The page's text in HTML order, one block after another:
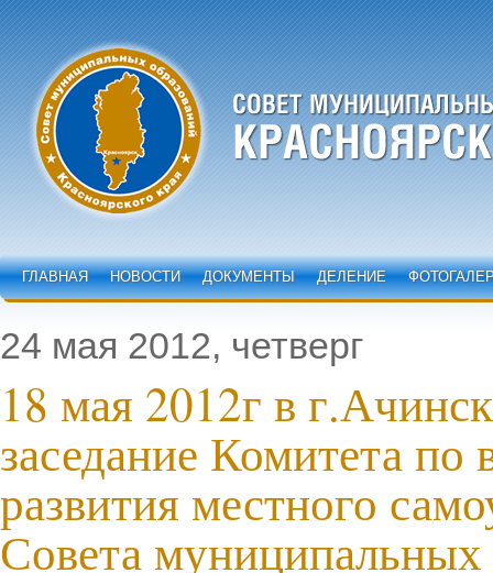
ГЛАВНАЯ НОВОСТИ ДОКУМЕНТЫ ДЕЛЕНИЕ
24 мая 2012, четверг
18 мая 2012г в
заседание Комитета по
развития местного
Совета муниципальных